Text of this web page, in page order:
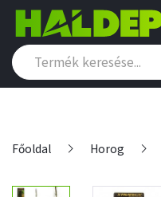
Főoldal Horog